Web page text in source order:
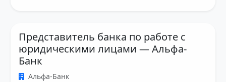
Представитель банка по работе с
юридическими лицами — Альфа-
Банк
Альфа-Банк